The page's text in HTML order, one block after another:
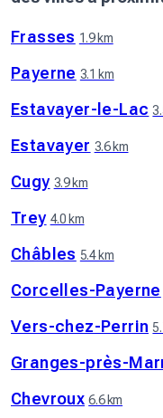
Frasses 1.9 km
Payerne 3.1 km
Estavayer-le-Lac
Estavayer 3.6 km
Cugy 3.9 km
Trey 4.0 km
Châbles 5.4 km
Corcelles-Payerne
Vers-chez-Perrin
Granges-près-
Chevroux 6.6 km